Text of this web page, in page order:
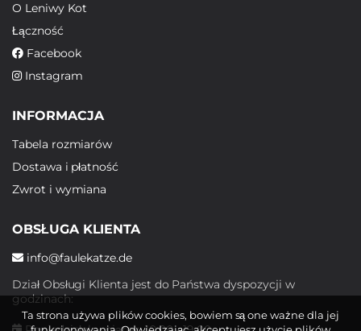
O Leniwy Kot
Łączność
Facebook
Instagram
INFORMACJA
Tabela rozmiarów
Dostawa i płatność
Zwrot i wymiana
OBSŁUGA KLIENTA
info@faulekatze.de
Dział Obsługi Klienta jest do Państwa dyspozycji w
godzinach:
Ta strona używa plików cookies, bowiem są one ważne dla jej